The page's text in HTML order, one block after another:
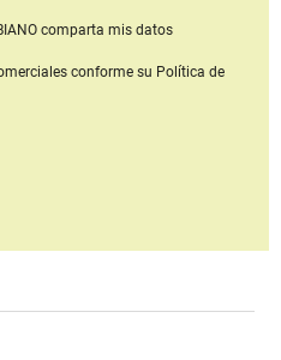
comparta mis datos
conforme su Política de